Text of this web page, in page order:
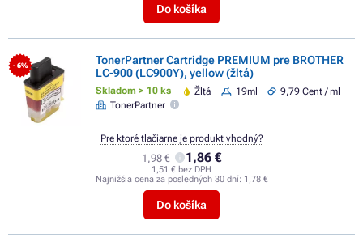
Do košíka
- 6%
TonerPartner Cartridge PREMIUM pre BROTHER
LC-900 (LC900Y), yellow (žltá)
Skladom > 10 ks Žltá 19ml
9,79 Cent / ml
TonerPartner
1,98 € 1,86 €
1,51 € bez DPH
Najnižšia cena za posledných 30 dní: 1,78 €
Do košíka
Pre ktoré tlačiarne je produkt vhodný?